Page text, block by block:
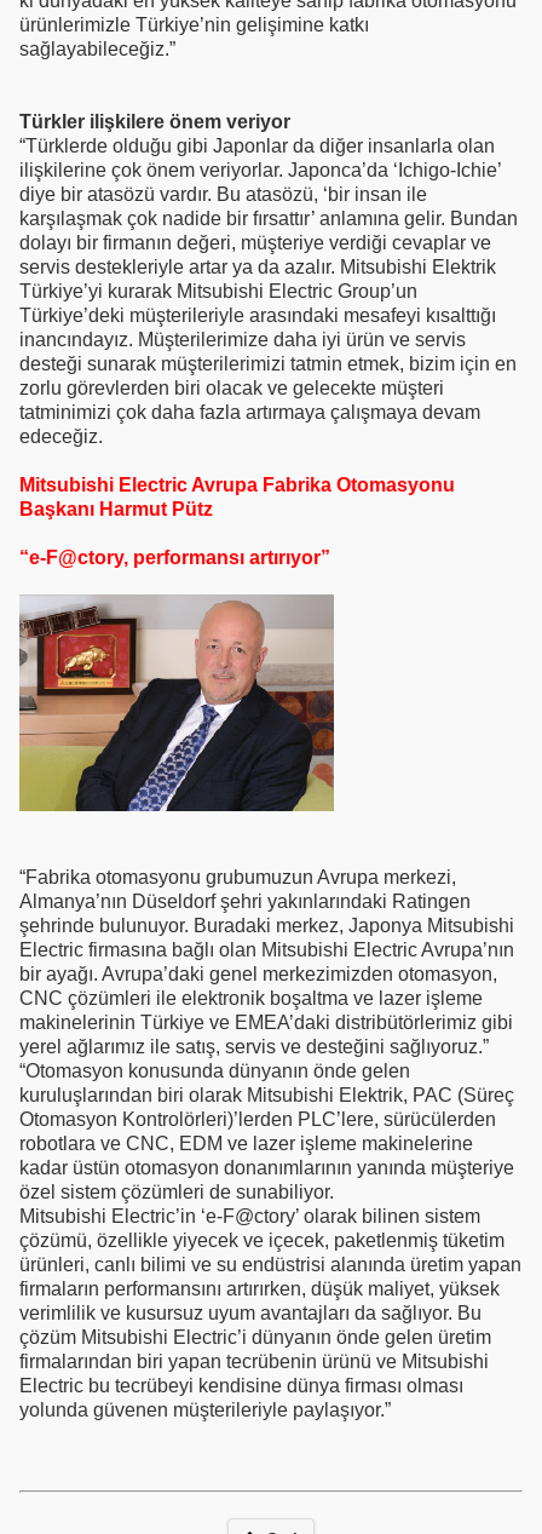
ürünlerimizle Türkiye’nin gelişimine katkı
sağlayabileceğiz.”
Türkler ilişkilere önem veriyor
“Türklerde olduğu gibi Japonlar da diğer insanlarla olan
ilişkilerine çok önem veriyorlar. Japonca’da ‘Ichigo-Ichie’
diye bir atasözü vardır. Bu atasözü, ‘bir insan ile
karşılaşmak çok nadide bir fırsattır’ anlamına gelir. Bundan
dolayı bir firmanın değeri, müşteriye verdiği cevaplar ve
servis destekleriyle artar ya da azalır. Mitsubishi Elektrik
Türkiye’yi kurarak Mitsubishi Electric Group’un
Türkiye’deki müşterileriyle arasındaki mesafeyi kısalttığı
inancındayız. Müşterilerimize daha iyi ürün ve servis
desteği sunarak müşterilerimizi tatmin etmek, bizim için en
zorlu görevlerden biri olacak ve gelecekte müşteri
tatminimizi çok daha fazla artırmaya çalışmaya devam
edeceğiz.
Mitsubishi Electric Avrupa Fabrika Otomasyonu
Başkanı Harmut Pütz
“e-F@ctory, performansı artırıyor”
“Fabrika otomasyonu grubumuzun Avrupa merkezi,
Almanya’nın Düseldorf şehri yakınlarındaki Ratingen
şehrinde bulunuyor. Buradaki merkez, Japonya Mitsubishi
Electric firmasına bağlı olan Mitsubishi Electric Avrupa’nın
bir ayağı. Avrupa’daki genel merkezimizden otomasyon,
CNC çözümleri ile elektronik boşaltma ve lazer işleme
makinelerinin Türkiye ve EMEA’daki distribütörlerimiz gibi
yerel ağlarımız ile satış, servis ve desteğini sağlıyoruz.”
“Otomasyon konusunda dünyanın önde gelen
kuruluşlarından biri olarak Mitsubishi Elektrik, PAC (Süreç
Otomasyon Kontrolörleri)’lerden PLC’lere, sürücülerden
robotlara ve CNC, EDM ve lazer işleme makinelerine
kadar üstün otomasyon donanımlarının yanında müşteriye
özel sistem çözümleri de sunabiliyor.
Mitsubishi Electric’in ‘e-F@ctory’ olarak bilinen sistem
çözümü, özellikle yiyecek ve içecek, paketlenmiş tüketim
ürünleri, canlı bilimi ve su endüstrisi alanında üretim yapan
firmaların performansını artırırken, düşük maliyet, yüksek
verimlilik ve kusursuz uyum avantajları da sağlıyor. Bu
çözüm Mitsubishi Electric’i dünyanın önde gelen üretim
firmalarından biri yapan tecrübenin ürünü ve Mitsubishi
Electric bu tecrübeyi kendisine dünya firması olması
yolunda güvenen müşterileriyle paylaşıyor.”